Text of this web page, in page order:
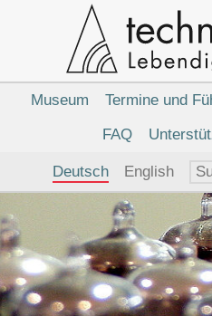
Hauptnavigation
Museum Termine und
FAQ
Sprachauswahl
Deutsch English